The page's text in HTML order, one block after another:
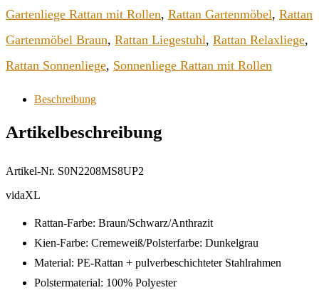
Gartenliege Rattan mit Rollen, Rattan Gartenmöbel, Rattan
Gartenmöbel Braun, Rattan Liegestuhl, Rattan Relaxliege,
Rattan Sonnenliege, Sonnenliege Rattan mit Rollen
Beschreibung
Artikelbeschreibung
Artikel-Nr. S0N2208MS8UP2
vidaXL
Rattan-Farbe: Braun/Schwarz/Anthrazit
Kien-Farbe: Cremeweiß/Polsterfarbe: Dunkelgrau
Material: PE-Rattan + pulverbeschichteter Stahlrahmen
Polstermaterial: 100% Polyester